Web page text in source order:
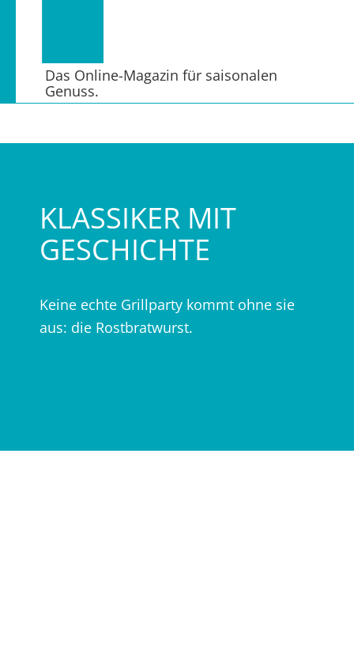
Das Online-Magazin für saisonalen
Genuss.
KLASSIKER MIT
GESCHICHTE
Keine echte Grillparty kommt ohne sie
aus: die Rostbratwurst.